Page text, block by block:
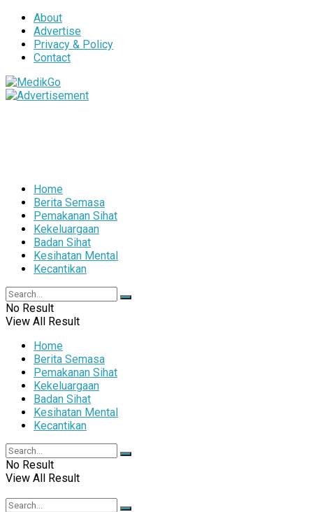
About
Advertise
Privacy & Policy
Contact
Home
Berita Semasa
Pemakanan Sihat
Kekeluargaan
Badan Sihat
Kesihatan Mental
Kecantikan
No Result
View All Result
Home
Berita Semasa
Pemakanan Sihat
Kekeluargaan
Badan Sihat
Kesihatan Mental
Kecantikan
No Result
View All Result